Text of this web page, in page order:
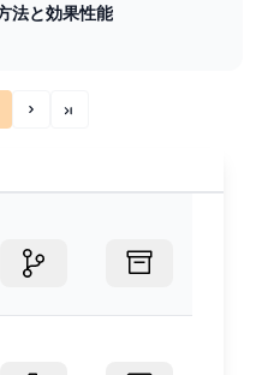
法と効果性能
» »»